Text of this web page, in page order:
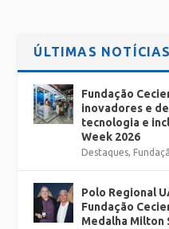
ÚLTIMAS NOTÍCIAS
Fundação
inovadores e
tecnologia e
Week 2026
Destaques,
Polo Regional
Fundação
Medalha Milton